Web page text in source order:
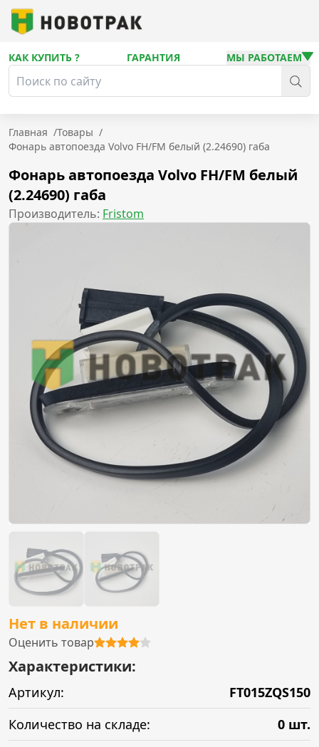
КАК КУПИТЬ ? ГАРАНТИЯ МЫ РАБОТАЕМ
Главная /Товары /
Фонарь автопоезда Volvo FH/FM белый (2.24690) габа
Фонарь автопоезда Volvo FH/FM белый
(2.24690) габа
Производитель: Fristom
Нет в наличии
Оценить товар
Характеристики:
Артикул:
FT015ZQS150
Количество на складе:
0 шт.